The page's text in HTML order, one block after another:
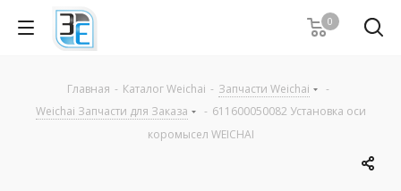
0
Главная - Каталог Weichai - Запчасти Weichai
-
Weichai Запчасти для Заказа
- 611600050082 Установка оси
коромысел WEICHAI